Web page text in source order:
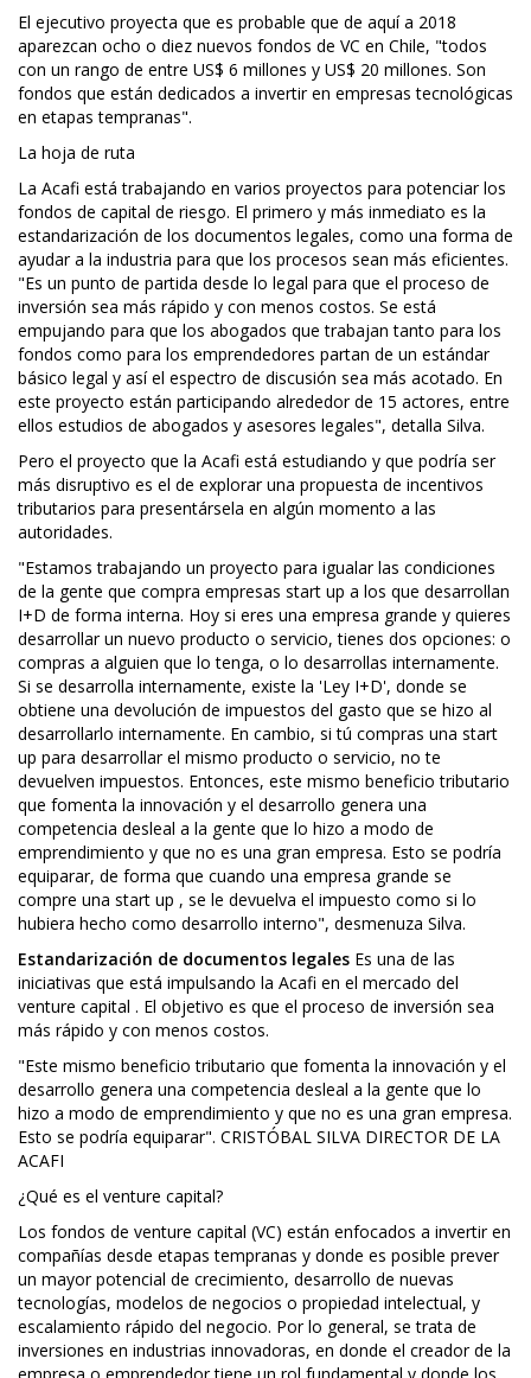
El ejecutivo proyecta que es probable que de aquí a 2018
aparezcan ocho o diez nuevos fondos de VC en Chile, "todos
con un rango de entre US$ 6 millones y US$ 20 millones. Son
fondos que están dedicados a invertir en empresas tecnológicas
en etapas tempranas".
La hoja de ruta
La Acafi está trabajando en varios proyectos para potenciar los
fondos de capital de riesgo. El primero y más inmediato es la
estandarización de los documentos legales, como una forma de
ayudar a la industria para que los procesos sean más eficientes.
"Es un punto de partida desde lo legal para que el proceso de
inversión sea más rápido y con menos costos. Se está
empujando para que los abogados que trabajan tanto para los
fondos como para los emprendedores partan de un estándar
básico legal y así el espectro de discusión sea más acotado. En
este proyecto están participando alrededor de 15 actores, entre
ellos estudios de abogados y asesores legales", detalla Silva.
Pero el proyecto que la Acafi está estudiando y que podría ser
más disruptivo es el de explorar una propuesta de incentivos
tributarios para presentársela en algún momento a las
autoridades.
"Estamos trabajando un proyecto para igualar las condiciones
de la gente que compra empresas start up a los que desarrollan
I+D de forma interna. Hoy si eres una empresa grande y quieres
desarrollar un nuevo producto o servicio, tienes dos opciones: o
compras a alguien que lo tenga, o lo desarrollas internamente.
Si se desarrolla internamente, existe la 'Ley I+D', donde se
obtiene una devolución de impuestos del gasto que se hizo al
desarrollarlo internamente. En cambio, si tú compras una start
up para desarrollar el mismo producto o servicio, no te
devuelven impuestos. Entonces, este mismo beneficio tributario
que fomenta la innovación y el desarrollo genera una
competencia desleal a la gente que lo hizo a modo de
emprendimiento y que no es una gran empresa. Esto se podría
equiparar, de forma que cuando una empresa grande se
compre una start up , se le devuelva el impuesto como si lo
hubiera hecho como desarrollo interno", desmenuza Silva.
Estandarización de documentos legales Es una de las
iniciativas que está impulsando la Acafi en el mercado del
venture capital . El objetivo es que el proceso de inversión sea
más rápido y con menos costos.
"Este mismo beneficio tributario que fomenta la innovación y el
desarrollo genera una competencia desleal a la gente que lo
hizo a modo de emprendimiento y que no es una gran empresa.
Esto se podría equiparar". CRISTÓBAL SILVA DIRECTOR DE LA
ACAFI
¿Qué es el venture capital?
Los fondos de venture capital (VC) están enfocados a invertir en
compañías desde etapas tempranas y donde es posible prever
un mayor potencial de crecimiento, desarrollo de nuevas
tecnologías, modelos de negocios o propiedad intelectual, y
escalamiento rápido del negocio. Por lo general, se trata de
inversiones en industrias innovadoras, en donde el creador de la